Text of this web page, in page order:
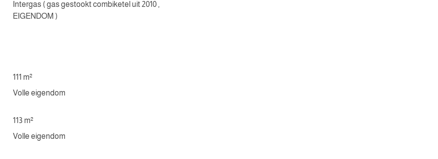
Intergas ( gas gestookt combiketel uit 2010 ,
EIGENDOM )
111 m²
Volle eigendom
113 m²
Volle eigendom